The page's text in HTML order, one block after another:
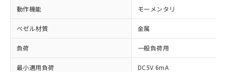
動作機能 モーメンタリ
ベゼル材質 金属
負荷 一般負荷用
最小適用負荷 DC5V 6mA